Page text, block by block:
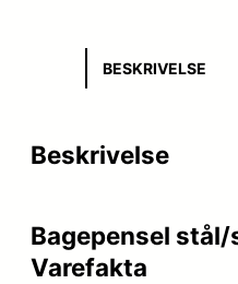
BESKRIVELSE
Beskrivelse
Bagepensel stål/
Varefakta